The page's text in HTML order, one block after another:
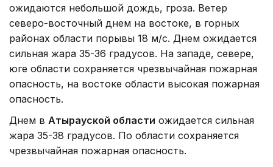
ожидаются небольшой дождь, гроза. Ветер
северо-восточный днем на востоке, в горных
районах области порывы 18 м/с. Днем ожидается
сильная жара 35-36 градусов. На западе, севере,
юге области сохраняется чрезвычайная пожарная
опасность, на востоке области высокая пожарная
опасность.
Днем в Атырауской области ожидается сильная
жара 35-38 градусов. По области сохраняется
чрезвычайная пожарная опасность.